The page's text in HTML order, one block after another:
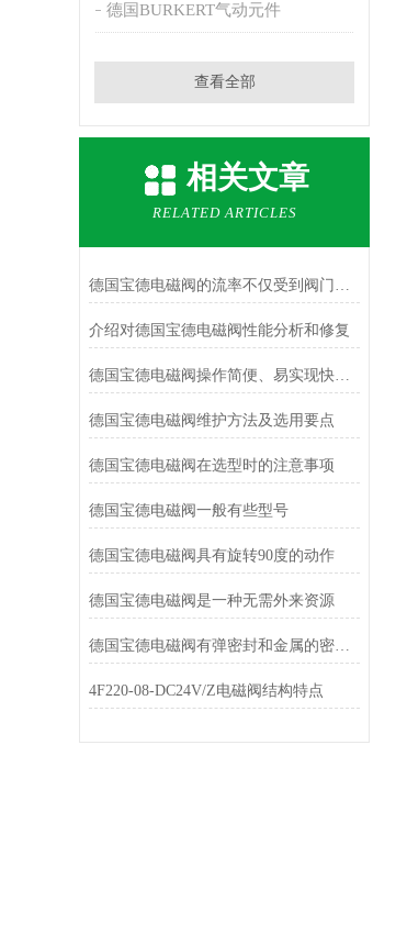
德国BURKERT气动元件
查看全部
相关文章
RELATED ARTICLES
德国宝德电磁阀的流率不仅受到阀门流动特性影响
介绍对德国宝德电磁阀性能分析和修复
德国宝德电磁阀操作简便、易实现快速启闭
德国宝德电磁阀维护方法及选用要点
德国宝德电磁阀在选型时的注意事项
德国宝德电磁阀一般有些型号
德国宝德电磁阀具有旋转90度的动作
德国宝德电磁阀是一种无需外来资源
德国宝德电磁阀有弹密封和金属的密封两种密封型式
4F220-08-DC24V/Z电磁阀结构特点